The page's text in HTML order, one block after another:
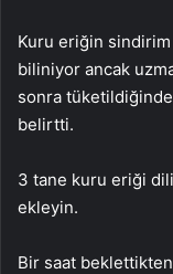
Kuru eriğin sindirim
biliniyor ancak
sonra tüketildiğinde
belirtti.
3 tane kuru eriği
ekleyin.
Bir saat